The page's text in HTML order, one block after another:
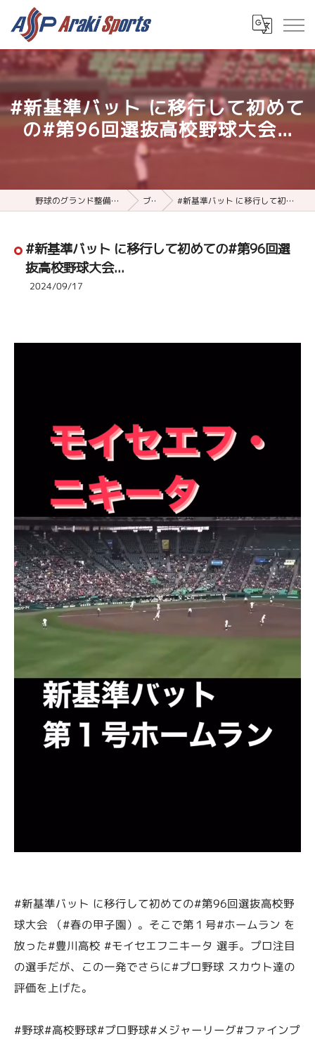
#新基準バット に移行して初めて
の#第96回選抜高校野球大会...
野球のグランド整備用品ならアラキスポーツ ブログ #新基準バット に移行して初めての#第96回選抜高校野球大会...
#新基準バット に移行して初めての#第96回選
抜高校野球大会...
2024/09/17
#新基準バット に移行して初めての#第96回選抜高校野
球大会 （#春の甲子園）。そこで第１号#ホームラン を
放った#豊川高校 #モイセエフニキータ 選手。プロ注目
の選手だが、この一発でさらに#プロ野球 スカウト達の
評価を上げた。
#野球#高校野球#プロ野球#メジャーリーグ#ファインプ